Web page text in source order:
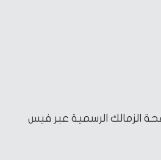
الزمالك الرسمية عبر فيس